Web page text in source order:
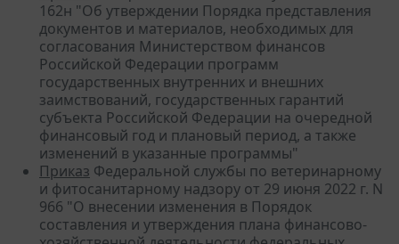
162н "Об утверждении Порядка представления
документов и материалов, необходимых для
согласования Министерством финансов
Российской Федерации программ
государственных внутренних и внешних
заимствований, государственных гарантий
субъекта Российской Федерации на очередной
финансовый год и плановый период, а также
изменений в указанные программы"
Приказ Федеральной службы по ветеринарному
и фитосанитарному надзору от 29 июня 2022 г. N
966 "О внесении изменения в Порядок
составления и утверждения плана финансово-